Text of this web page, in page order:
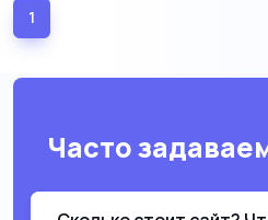
1(current)
Часто